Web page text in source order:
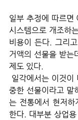
일부 추정에 따르면
시스템으로 개조하
비용이 든다. 그리
거액의 선물을 받는
제도 있다.
중한 선물이라고 말
는 전통에서 현저하
한다. 대부분 상업